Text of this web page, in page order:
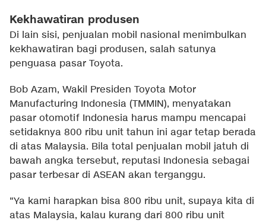
Kekhawatiran produsen
Di lain sisi, penjualan mobil nasional menimbulkan
kekhawatiran bagi produsen, salah satunya
penguasa pasar Toyota.
Bob Azam, Wakil Presiden Toyota Motor
Manufacturing Indonesia (TMMIN), menyatakan
pasar otomotif Indonesia harus mampu mencapai
setidaknya 800 ribu unit tahun ini agar tetap berada
di atas Malaysia. Bila total penjualan mobil jatuh di
bawah angka tersebut, reputasi Indonesia sebagai
pasar terbesar di ASEAN akan terganggu.
"Ya kami harapkan bisa 800 ribu unit, supaya kita di
atas Malaysia, kalau kurang dari 800 ribu unit